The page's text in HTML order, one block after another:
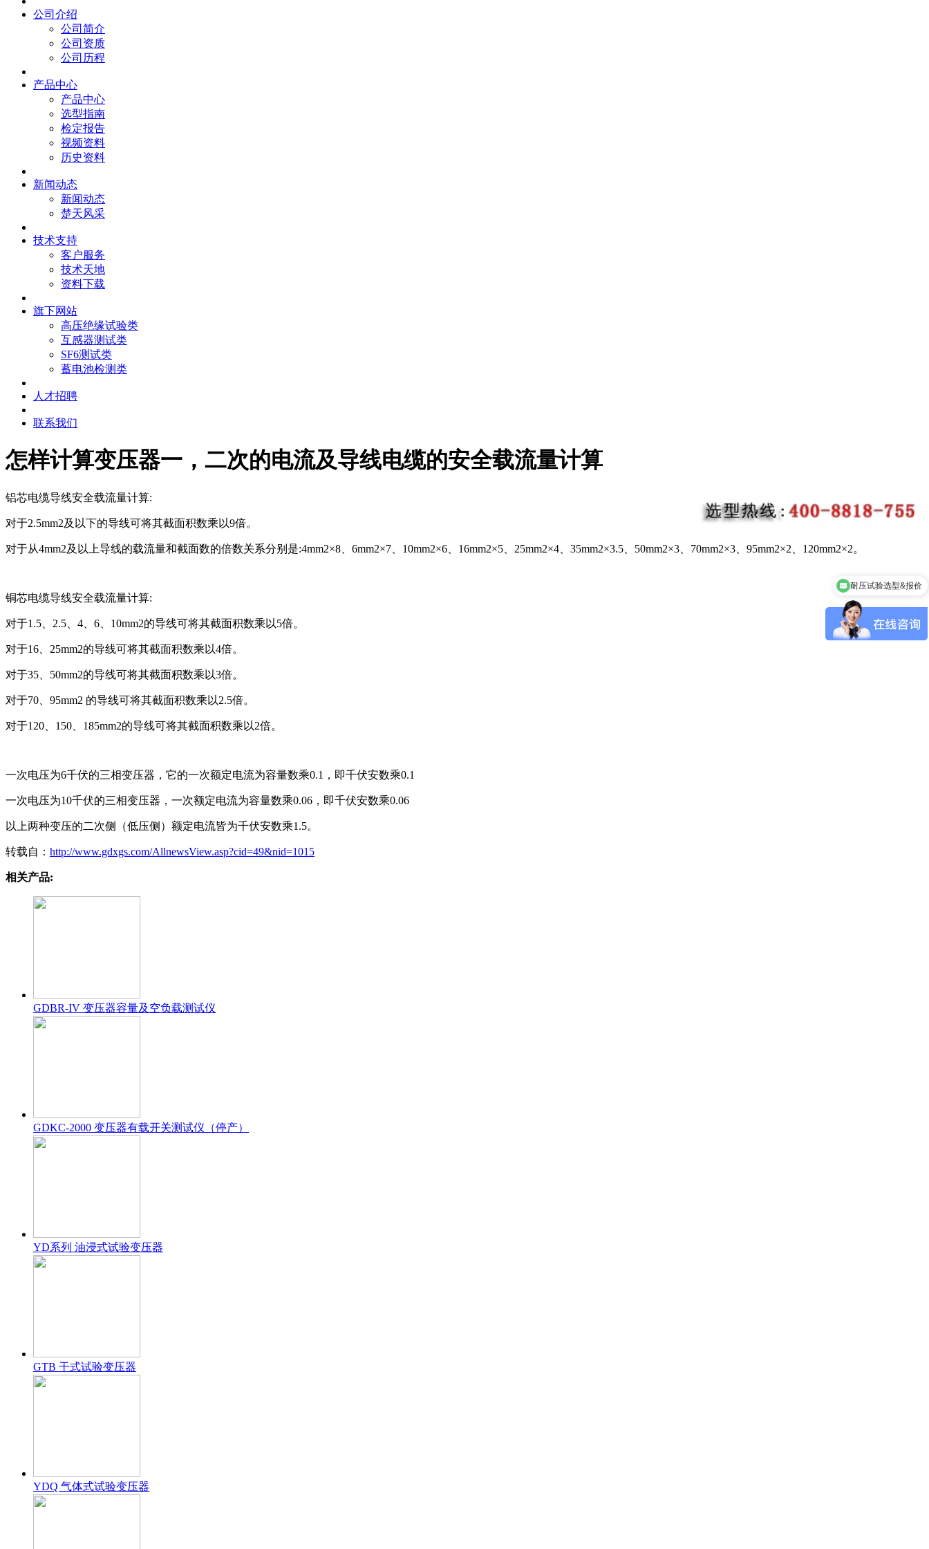
公司介绍
公司简介
公司资质
公司历程
产品中心
产品中心
选型指南
检定报告
视频资料
历史资料
新闻动态
新闻动态
楚天风采
技术支持
客户服务
技术天地
资料下载
旗下网站
高压绝缘试验类
互感器测试类
SF6测试类
蓄电池检测类
人才招聘
联系我们
怎样计算变压器一，二次的电流及导线电缆的安全载流量计算
铝芯电缆导线安全载流量计算:
对于2.5mm2及以下的导线可将其截面积数乘以9倍。
对于从4mm2及以上导线的载流量和截面数的倍数关系分别是:4mm2×8、6mm2×7、10mm2×6、16mm2×5、25mm2×4、35mm2×3.5、50mm2×3、70mm2×3、95mm2×2、120mm2×2。
铜芯电缆导线安全载流量计算:
对于1.5、2.5、4、6、10mm2的导线可将其截面积数乘以5倍。
对于16、25mm2的导线可将其截面积数乘以4倍。
对于35、50mm2的导线可将其截面积数乘以3倍。
对于70、95mm2 的导线可将其截面积数乘以2.5倍。
对于120、150、185mm2的导线可将其截面积数乘以2倍。
一次电压为6千伏的三相变压器，它的一次额定电流为容量数乘0.1，即千伏安数乘0.1
一次电压为10千伏的三相变压器，一次额定电流为容量数乘0.06，即千伏安数乘0.06
以上两种变压的二次侧（低压侧）额定电流皆为千伏安数乘1.5。
转载自： http://www.gdxgs.com/AllnewsView.asp?cid=49&nid=1015
相关产品:
GDBR-IV 变压器容量及空负载测试仪
GDKC-2000 变压器有载开关测试仪（停产）
YD系列 油浸式试验变压器
GTB 干式试验变压器
YDQ 气体式试验变压器
耐压试验选型&报价